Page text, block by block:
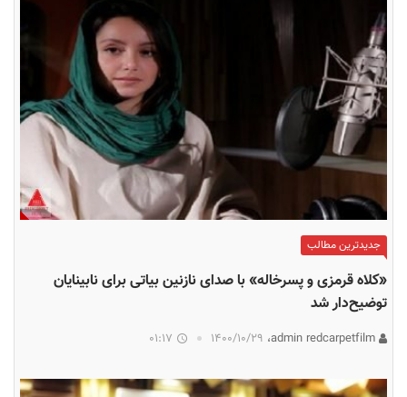
جدیدترین مطالب
«کلاه قرمزی و پسرخاله» با صدای نازنین بیاتی برای نابینایان
توضیح‌دار شد
۱۴۰۰/۱۰/۲۹ 01:17